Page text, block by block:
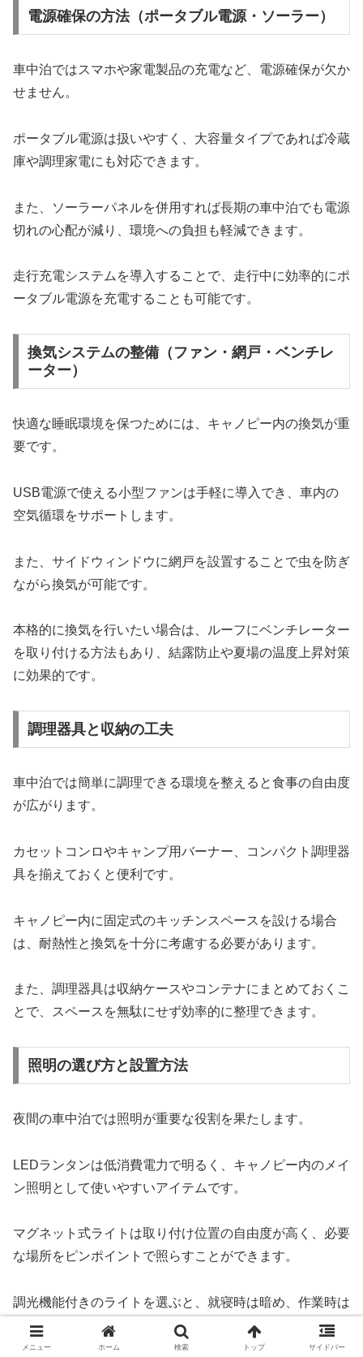
電源確保の方法（ポータブル電源・ソーラー）
車中泊ではスマホや家電製品の充電など、電源確保が欠か
せません。
ポータブル電源は扱いやすく、大容量タイプであれば冷蔵
庫や調理家電にも対応できます。
また、ソーラーパネルを併用すれば長期の車中泊でも電源
切れの心配が減り、環境への負担も軽減できます。
走行充電システムを導入することで、走行中に効率的にポ
ータブル電源を充電することも可能です。
換気システムの整備（ファン・網戸・ベンチレ
ーター）
快適な睡眠環境を保つためには、キャノピー内の換気が重
要です。
USB電源で使える小型ファンは手軽に導入でき、車内の
空気循環をサポートします。
また、サイドウィンドウに網戸を設置することで虫を防ぎ
ながら換気が可能です。
本格的に換気を行いたい場合は、ルーフにベンチレーター
を取り付ける方法もあり、結露防止や夏場の温度上昇対策
に効果的です。
調理器具と収納の工夫
車中泊では簡単に調理できる環境を整えると食事の自由度
が広がります。
カセットコンロやキャンプ用バーナー、コンパクト調理器
具を揃えておくと便利です。
キャノピー内に固定式のキッチンスペースを設ける場合
は、耐熱性と換気を十分に考慮する必要があります。
また、調理器具は収納ケースやコンテナにまとめておくこ
とで、スペースを無駄にせず効率的に整理できます。
照明の選び方と設置方法
夜間の車中泊では照明が重要な役割を果たします。
LEDランタンは低消費電力で明るく、キャノピー内のメイ
ン照明として使いやすいアイテムです。
マグネット式ライトは取り付け位置の自由度が高く、必要
な場所をピンポイントで照らすことができます。
調光機能付きのライトを選ぶと、就寝時は暗め、作業時は
明るくするなど、シーンに合わせた使い分けが可能です。
メニュー ホーム 検索 トップ サイドバー